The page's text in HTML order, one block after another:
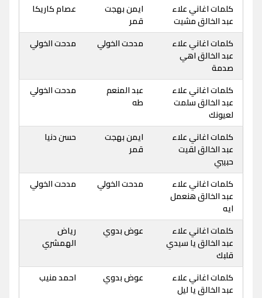
كلمات اغاني علاء
عبد الخالق مشيت
ايمن بهجت
قمر
عصام كاريكا
كلمات اغاني علاء
عبد الخالق اهي
صدمة
مدحت الخولي مدحت الخولي
كلمات اغاني علاء
عبد الخالق سلمت
لعيونك
عبد المنعم
طه
مدحت الخولي
كلمات اغاني علاء
عبد الخالق لقيت
حبيبي
ايمن بهجت
قمر
حسن دنيا
كلمات اغاني علاء
عبد الخالق هنعمل
ايه
مدحت الخولي مدحت الخولي
كلمات اغاني علاء
عبد الخالق يا سيدي
قلبك
عوض بدوي
رياض
الهمشري
كلمات اغاني علاء
عبد الخالق يا ليل
عوض بدوي احمد منيب